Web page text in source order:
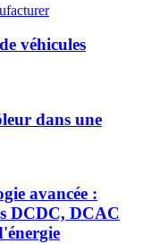
véhicules
dans une
avancée :
DCDC, DCAC